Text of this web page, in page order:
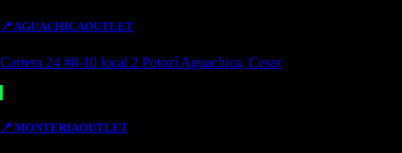
📍AGUACHICAOUTLET
Carrera 24 #8-10 local 2 Potozí Aguachica, Cesar
📍 MONTERIAOUTLET